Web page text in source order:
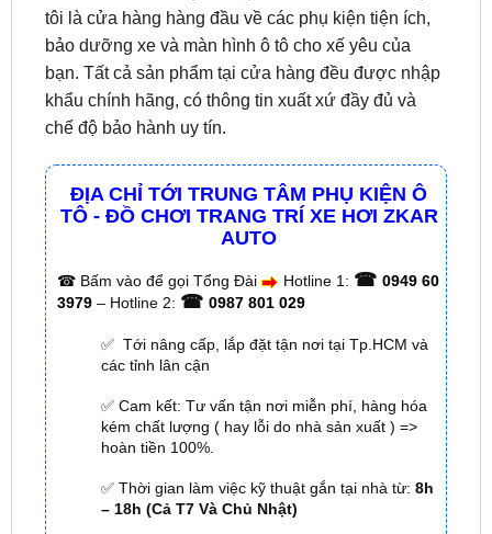
bạn. Tất cả sản phẩm tại cửa hàng đều được nhập
khẩu chính hãng, có thông tin xuất xứ đầy đủ và
chế độ bảo hành uy tín.
ĐỊA CHỈ TỚI TRUNG TÂM PHỤ KIỆN Ô
TÔ - ĐỒ CHƠI TRANG TRÍ XE HƠI ZKAR
☎Bấm vào để gọi Tổng Đài Hotline 1:☎ 0949 60
0987 801 029
✅ Tới nâng cấp, lắp đặt tận nơi tại Tp.HCM và
các tỉnh lân cận
✅ Cam kết: Tư vấn tận nơi miễn phí, hàng hóa
kém chất lượng ( hay lỗi do nhà sản xuất ) =>
✅ Thời gian làm việc kỹ thuật gắn tại nhà từ:8h
– 18h (Cả T7 Và Chủ Nhật)
✅ Có xuấthóa đơn VATcho Khách Hàng